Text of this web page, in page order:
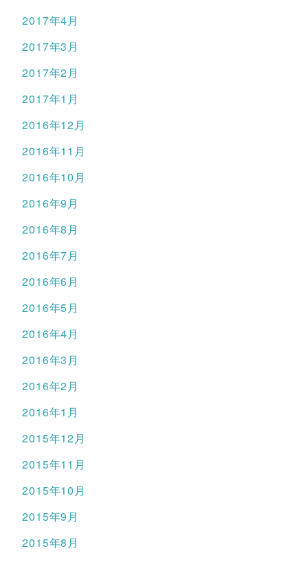
2017年4月
2017年3月
2017年2月
2017年1月
2016年12月
2016年11月
2016年10月
2016年9月
2016年8月
2016年7月
2016年6月
2016年5月
2016年4月
2016年3月
2016年2月
2016年1月
2015年12月
2015年11月
2015年10月
2015年9月
2015年8月